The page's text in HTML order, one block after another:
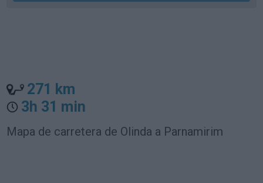
271 km
3h 31 min
Mapa de carretera de Olinda a Parnamirim